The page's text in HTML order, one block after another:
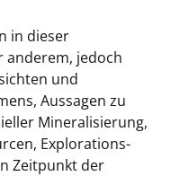
in dieser
anderem, jedoch
und
Aussagen zu
Mineralisierung,
Explorations-
Zeitpunkt der